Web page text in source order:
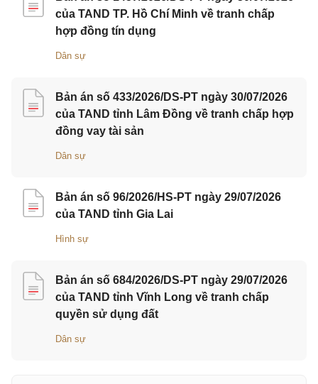
của TAND TP. Hồ Chí Minh về tranh chấp
hợp đồng tín dụng
Dân sự
Bản án số 433/2026/DS-PT ngày 30/07/2026
của TAND tỉnh Lâm Đồng về tranh chấp hợp
đồng vay tài sản
Dân sự
Bản án số 96/2026/HS-PT ngày 29/07/2026
của TAND tỉnh Gia Lai
Hình sự
Bản án số 684/2026/DS-PT ngày 29/07/2026
của TAND tỉnh Vĩnh Long về tranh chấp
quyền sử dụng đất
Dân sự